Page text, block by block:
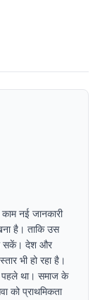
नई जानकारी
है। ताकि उस
सकें। देश और
भी हो रहा है।
पहले था। समाज के
को प्राथमिकता